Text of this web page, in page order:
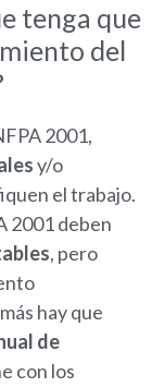
tenga que
del
2001,
y/o
el trabajo.
2001 deben
, pero
hay que
de
con los